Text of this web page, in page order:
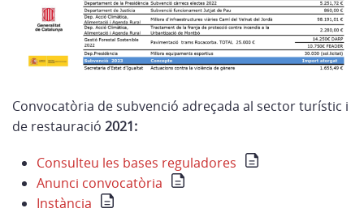
Convocatòria de subvenció adreçada al sector turístic i
de restauració 2021:
Consulteu les bases reguladores
Anunci convocatòria
Instància